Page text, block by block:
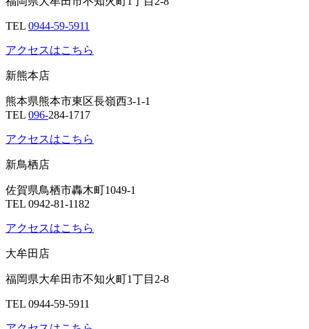
TEL 0944-59-5911
アクセスはこちら
新熊本店
熊本県熊本市東区長嶺西3-1-1
TEL 096-284-1717
アクセスはこちら
新鳥栖店
佐賀県鳥栖市轟木町1049-1
TEL 0942-81-1182
アクセスはこちら
大牟田店
福岡県大牟田市不知火町1丁目2-8
TEL 0944-59-5911